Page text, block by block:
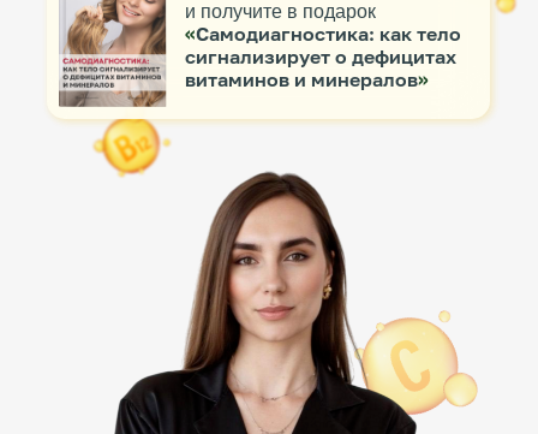
и получите в подарок
«Самодиагностика: как тело
сигнализирует о дефицитах
витаминов и минералов»